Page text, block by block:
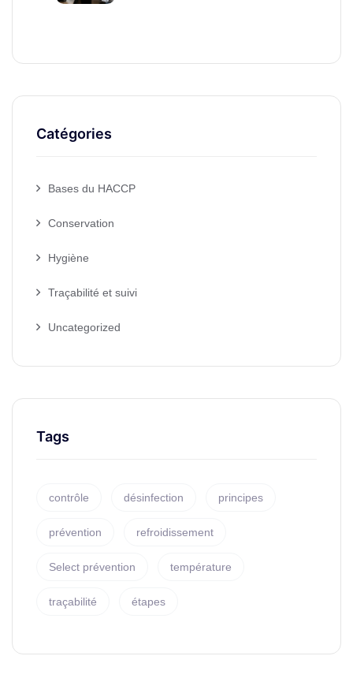
Catégories
Bases du HACCP
Conservation
Hygiène
Traçabilité et suivi
Uncategorized
Tags
contrôle désinfection principes
prévention refroidissement
Select prévention température
traçabilité étapes